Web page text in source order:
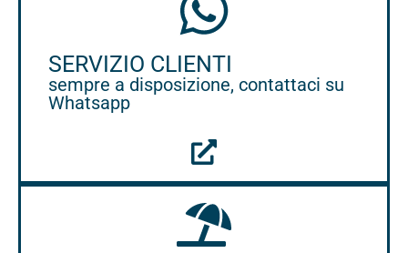
SERVIZIO CLIENTI
sempre a disposizione, contattaci su
Whatsapp